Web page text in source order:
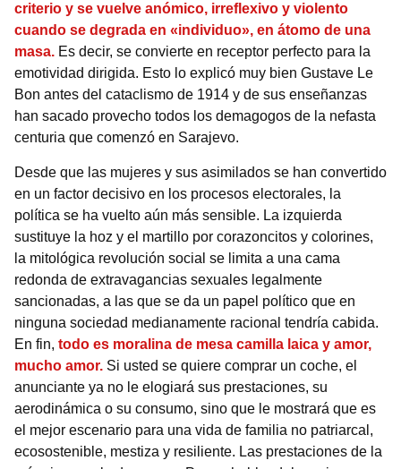
criterio y se vuelve anómico, irreflexivo y violento
cuando se degrada en «individuo», en átomo de una
masa. Es decir, se convierte en receptor perfecto para la
emotividad dirigida. Esto lo explicó muy bien Gustave Le
Bon antes del cataclismo de 1914 y de sus enseñanzas
han sacado provecho todos los demagogos de la nefasta
centuria que comenzó en Sarajevo.
Desde que las mujeres y sus asimilados se han convertido
en un factor decisivo en los procesos electorales, la
política se ha vuelto aún más sensible. La izquierda
sustituye la hoz y el martillo por corazoncitos y colorines,
la mitológica revolución social se limita a una cama
redonda de extravagancias sexuales legalmente
sancionadas, a las que se da un papel político que en
ninguna sociedad medianamente racional tendría cabida.
En fin, todo es moralina de mesa camilla laica y amor,
mucho amor. Si usted se quiere comprar un coche, el
anunciante ya no le elogiará sus prestaciones, su
aerodinámica o su consumo, sino que le mostrará que es
el mejor escenario para una vida de familia no patriarcal,
ecosostenible, mestiza y resiliente. Las prestaciones de la